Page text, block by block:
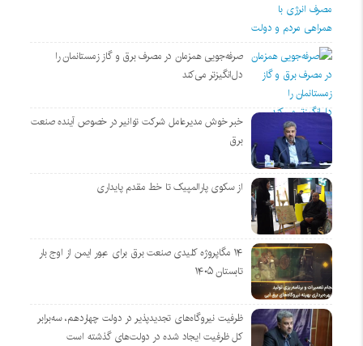
صرفه‌جویی همزمان در مصرف برق و گاز زمستانمان را
دل‌انگیزتر می‌کند
خبر خوش مدیرعامل شرکت توانیر در خصوص آینده صنعت
برق
از سکوی پارالمپیک تا خط مقدم پایداری
۱۴ مگاپروژه‌ کلیدی صنعت برق برای عبور ایمن از اوج بار
تابستان ۱۴۰۵
ظرفیت نیروگاه‌های تجدیدپذیر در دولت چهاردهم، سه‌برابر
کل ظرفیت ایجاد شده در دولت‌های گذشته است